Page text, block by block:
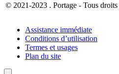
© 2021-2023 . Portage - Tous droits
Assistance immédiate
Conditions d’utilisation
Termes et usages
Plan du site